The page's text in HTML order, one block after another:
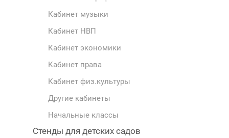
Кабинет музыки
Кабинет НВП
Кабинет экономики
Кабинет права
Кабинет физ.культуры
Другие кабинеты
Начальные классы
Стенды для детских садов